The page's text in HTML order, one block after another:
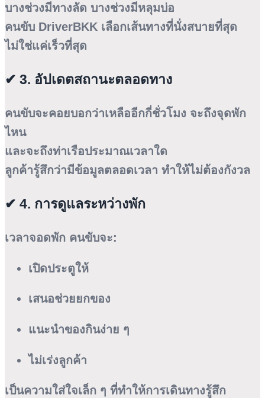
บางช่วงมีทางลัด บางช่วงมีหลุมบ่อ
คนขับ DriverBKK เลือกเส้นทางที่นั่งสบายที่สุด
ไม่ใช่แค่เร็วที่สุด
✔ 3. อัปเดตสถานะตลอดทาง
คนขับจะคอยบอกว่าเหลืออีกกี่ชั่วโมง จะถึงจุดพัก
ไหน
และจะถึงท่าเรือประมาณเวลาใด
ลูกค้ารู้สึกว่ามีข้อมูลตลอดเวลา ทำให้ไม่ต้องกังวล
✔ 4. การดูแลระหว่างพัก
เวลาจอดพัก คนขับจะ:
เปิดประตูให้
เสนอช่วยยกของ
แนะนำของกินง่าย ๆ
ไม่เร่งลูกค้า
เป็นความใส่ใจเล็ก ๆ ที่ทำให้การเดินทางรู้สึก